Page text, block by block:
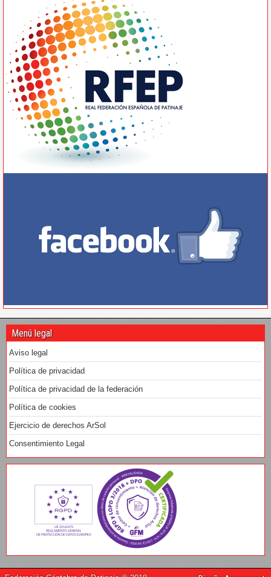
Menú legal
Aviso legal
Política de privacidad
Política de privacidad de la federación
Política de cookies
Ejercicio de derechos ArSol
Consentimiento Legal